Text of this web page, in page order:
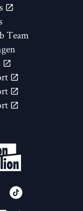
Team